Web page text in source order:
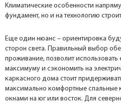
Климатические особенности
фундамент, но и на технологию
Еще один нюанс – ориентировка
сторон света. Правильный выбор
проживание, позволит использовать
максимуму и сэкономить на
каркасного дома стоит
максимально комфортные спальные
окнами на юг или восток. Для